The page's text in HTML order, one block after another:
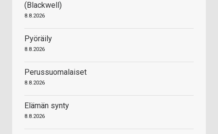
(Blackwell)
8.8.2026
Pyöräily
8.8.2026
Perussuomalaiset
8.8.2026
Elämän synty
8.8.2026